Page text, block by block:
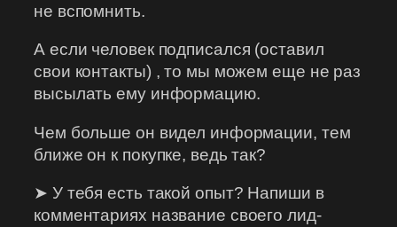
не вспомнить.
А если человек подписался (оставил
свои контакты) , то мы можем еще не раз
высылать ему информацию.
Чем больше он видел информации, тем
ближе он к покупке, ведь так?
➤ У тебя есть такой опыт? Напиши в
комментариях название своего лид-